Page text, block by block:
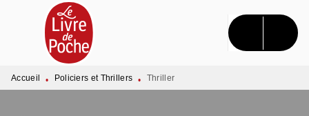
MENU RECHERCHE CONTENU
PIED DE PAGE
Accueil • Policiers et Thrillers • Thriller